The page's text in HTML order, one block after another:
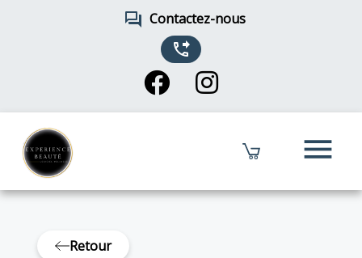
forum Contactez-nous
phone_forwarded
menu
Retour